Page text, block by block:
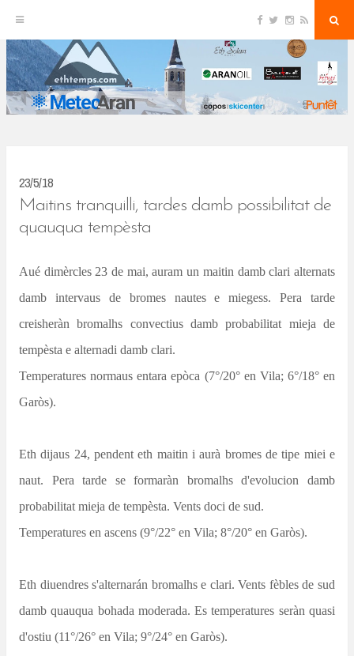
k
i
p
c
o
o
i
e
r
s
t
a
g
r
m
R
S
a
23/5/18
Maitins tranquilli, tardes damb possibilitat de
quauqua tempèsta
Aué dimèrcles 23 de mai, auram un maitin damb clari alternats
damb intervaus de bromes nautes e miegess. Pera tarde
creisheràn bromalhs convectius damb probabilitat mieja de
tempèsta e alternadi damb clari.
Temperatures normaus entara epòca (7°/20° en Vila; 6°/18° en
Garòs).
Eth dijaus 24, pendent eth maitin i aurà bromes de tipe miei e
naut. Pera tarde se formaràn bromalhs d'evolucion damb
probabilitat mieja de tempèsta. Vents doci de sud.
Temperatures en ascens (9°/22° en Vila; 8°/20° en Garòs).
Eth diuendres s'alternarán bromalhs e clari. Vents fèbles de sud
damb quauqua bohada moderada. Es temperatures seràn quasi
d'ostiu (11°/26° en Vila; 9°/24° en Garòs).